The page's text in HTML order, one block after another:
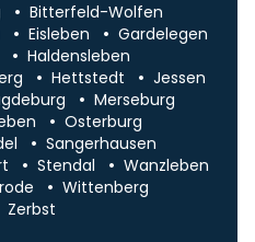
Bitterfeld-Wolfen
Eisleben
Gardelegen
Haldensleben
Hettstedt
Jessen
Merseburg
Osterburg
Sangerhausen
Stendal
Wanzleben
Wittenberg
Zerbst